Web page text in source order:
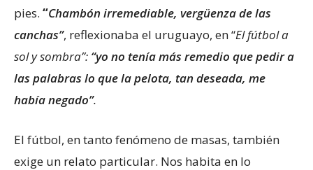
pies. “Chambón irremediable, vergüenza de las
canchas”, reflexionaba el uruguayo, en “El fútbol a
sol y sombra”: “yo no tenía más remedio que pedir a
las palabras lo que la pelota, tan deseada, me
había negado”.
El fútbol, en tanto fenómeno de masas, también
exige un relato particular. Nos habita en lo